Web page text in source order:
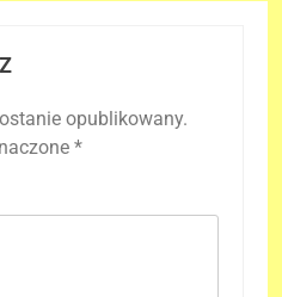
opublikowany.
*